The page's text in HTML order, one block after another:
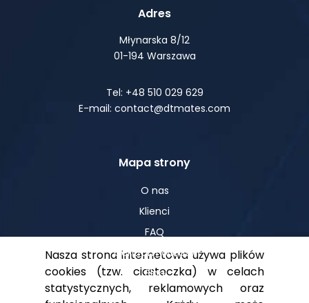
Adres
Młynarska 8/12
01-194 Warszawa
Tel: +48 510 029 629
E-mail: contact@dtmates.com
Mapa strony
O nas
Klienci
FAQ
Centrum Wiedzy
Blog
Nasza strona internetowa używa plików
cookies (tzw. ciasteczka) w celach
statystycznych, reklamowych oraz